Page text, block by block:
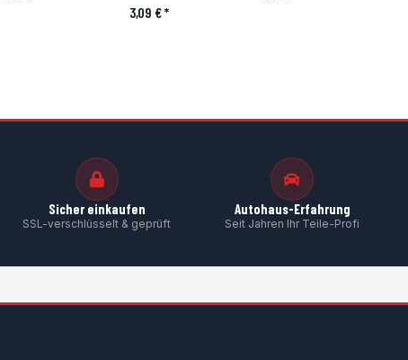
Innenvielzahnkopf
3,09 €*
Sicher einkaufen
SSL-verschlüsselt & geprüft
Autohaus-Erfahrung
Seit Jahren Ihr Teile-Profi